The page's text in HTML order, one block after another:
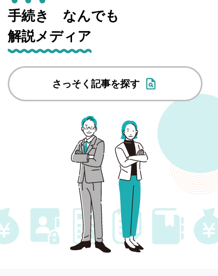
手続き
なんでも
解説メディア
さっそく記事を探す